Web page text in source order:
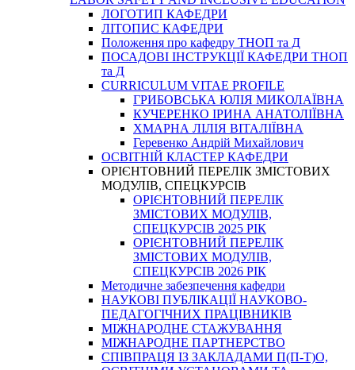
ЛОГОТИП КАФЕДРИ
ЛІТОПИС КАФЕДРИ
Положення про кафедру ТНОП та Д
ПОСАДОВІ ІНСТРУКЦІЇ КАФЕДРИ ТНОП
та Д
CURRICULUM VITAE PROFILE
ГРИБОВСЬКА ЮЛІЯ МИКОЛАЇВНА
КУЧЕРЕНКО ІРИНА АНАТОЛІЇВНА
ХМАРНА ЛІЛІЯ ВІТАЛІЇВНА
Геревенко Андрій Михайлович
ОСВІТНІЙ КЛАСТЕР КАФЕДРИ
ОРІЄНТОВНИЙ ПЕРЕЛІК ЗМІСТОВИХ
МОДУЛІВ, СПЕЦКУРСІВ
ОРІЄНТОВНИЙ ПЕРЕЛІК
ЗМІСТОВИХ МОДУЛІВ,
СПЕЦКУРСІВ 2025 РІК
ОРІЄНТОВНИЙ ПЕРЕЛІК
ЗМІСТОВИХ МОДУЛІВ,
СПЕЦКУРСІВ 2026 РІК
Методичне забезпечення кафедри
НАУКОВІ ПУБЛІКАЦІЇ НАУКОВО-
ПЕДАГОГІЧНИХ ПРАЦІВНИКІВ
МІЖНАРОДНЕ СТАЖУВАННЯ
МІЖНАРОДНЕ ПАРТНЕРСТВО
СПІВПРАЦЯ ІЗ ЗАКЛАДАМИ П(П-Т)О,